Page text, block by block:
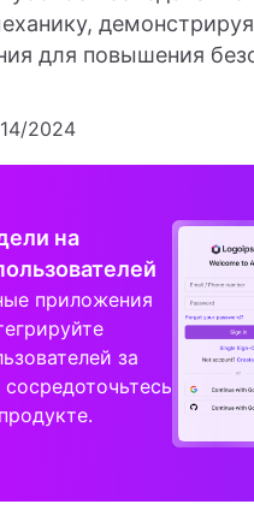
для повышения
2024
на
приложения
за